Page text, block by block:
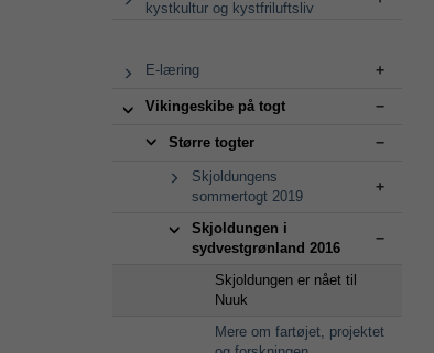
kystkultur og kystfriluftsliv
E-læring
Vikingeskibe på togt
Større togter
Skjoldungens
sommertogt 2019
Skjoldungen i
sydvestgrønland 2016
Skjoldungen er nået til
Nuuk
Mere om fartøjet, projektet